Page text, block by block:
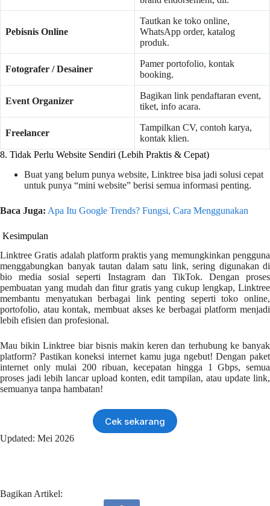
Pebisnis Online
Tautkan ke toko online,
WhatsApp order, katalog
produk.
Fotografer / Desainer
Pamer portofolio, kontak
booking.
Event Organizer
Bagikan link pendaftaran event,
tiket, info acara.
Freelancer
Tampilkan CV, contoh karya,
kontak klien.
8. Tidak Perlu Website Sendiri (Lebih Praktis & Cepat)
Buat yang belum punya website, Linktree bisa jadi solusi cepat
untuk punya “mini website” berisi semua informasi penting.
Baca Juga: Apa Itu Google Trends? Fungsi, Cara Menggunakan
Kesimpulan
Linktree Gratis adalah platform praktis yang memungkinkan pengguna
menggabungkan banyak tautan dalam satu link, sering digunakan di
bio media sosial seperti Instagram dan TikTok. Dengan proses
pembuatan yang mudah dan fitur gratis yang cukup lengkap, Linktree
membantu menyatukan berbagai link penting seperti toko online,
portofolio, atau kontak, membuat akses ke berbagai platform menjadi
lebih efisien dan profesional.
Mau bikin Linktree biar bisnis makin keren dan terhubung ke banyak
platform? Pastikan koneksi internet kamu juga ngebut! Dengan paket
internet only mulai 200 ribuan, kecepatan hingga 1 Gbps, semua
proses jadi lebih lancar upload konten, edit tampilan, atau update link,
semuanya tanpa hambatan!
Cek sekarang
Updated: Mei 2026
Bagikan Artikel: